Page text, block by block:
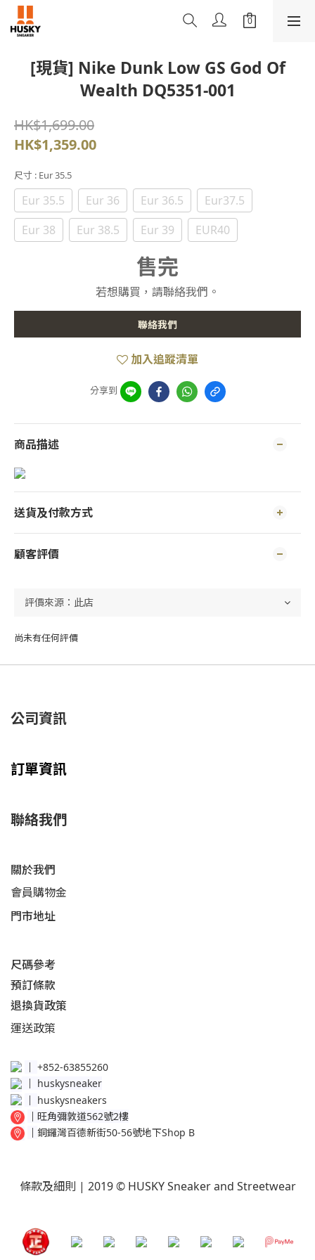
[現貨] Nike Dunk Low GS God Of
Wealth DQ5351-001
HK$1,699.00
HK$1,359.00
尺寸 : Eur 35.5
Eur 35.5 Eur 36 Eur 36.5
Eur37.5
Eur 38
Eur 38.5 Eur 39 EUR40
售完
若想購買，請聯絡我們。
聯絡我們
加入追蹤清單
分享到
商品描述
送貨及付款方式
顧客評價
尚未有任何評價
公司資訊
訂單資訊
聯絡我們
關於我們
會員購物金
門市地址
尺碼參考
預訂條款
退換貨政策​
運送政策​
│ +852-63855260
huskysneaker
│ huskysneakers
│ 旺角彌敦道562號2樓
│ 銅鑼灣百德新街50-56號地下Shop B
條款及細則 | 2019 © HUSKY Sneaker and Streetwear